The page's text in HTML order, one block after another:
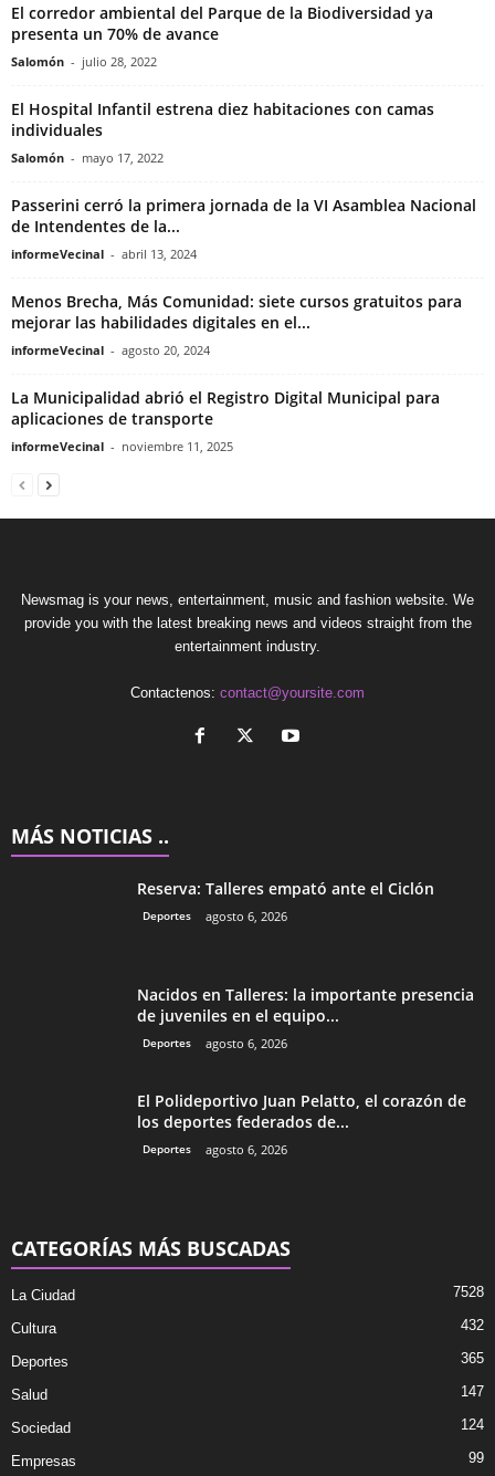
El corredor ambiental del Parque de la Biodiversidad ya
presenta un 70% de avance
Salomón - julio 28, 2022
El Hospital Infantil estrena diez habitaciones con camas
individuales
Salomón - mayo 17, 2022
Passerini cerró la primera jornada de la VI Asamblea Nacional
de Intendentes de la...
informeVecinal - abril 13, 2024
Menos Brecha, Más Comunidad: siete cursos gratuitos para
mejorar las habilidades digitales en el...
informeVecinal - agosto 20, 2024
La Municipalidad abrió el Registro Digital Municipal para
aplicaciones de transporte
informeVecinal - noviembre 11, 2025
Newsmag is your news, entertainment, music and fashion website. We
provide you with the latest breaking news and videos straight from the
entertainment industry.
Contactenos: contact@yoursite.com
MÁS NOTICIAS ..
Reserva: Talleres empató ante el Ciclón
Deportes agosto 6, 2026
Nacidos en Talleres: la importante presencia
de juveniles en el equipo...
Deportes agosto 6, 2026
El Polideportivo Juan Pelatto, el corazón de
los deportes federados de...
Deportes agosto 6, 2026
CATEGORÍAS MÁS BUSCADAS
La Ciudad 7528
Cultura 432
Deportes 365
Salud 147
Sociedad 124
Empresas 99